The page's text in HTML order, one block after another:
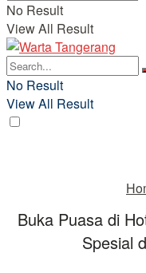
No Result
View All Result
No Result
View All Result
Buka Puasa di
Spesial